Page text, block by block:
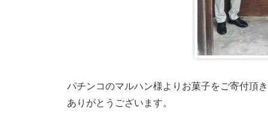
パチンコのマルハン様よりお菓子をご寄付頂
ありがとうございます。